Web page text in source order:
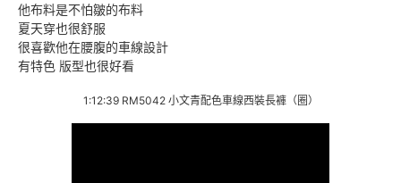
他布料是不怕皺的布料
夏天穿也很舒服
很喜歡他在腰腹的車線設計
有特色 版型也很好看
1:12:39 RM5042 小文青配色車線西裝長褲（圈）